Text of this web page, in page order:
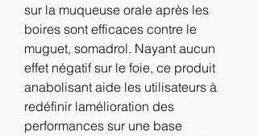
sur la muqueuse orale après les
boires sont efficaces contre le
muguet, somadrol. Nayant aucun
effet négatif sur le foie, ce produit
anabolisant aide les utilisateurs à
redéfinir lamélioration des
performances sur une base